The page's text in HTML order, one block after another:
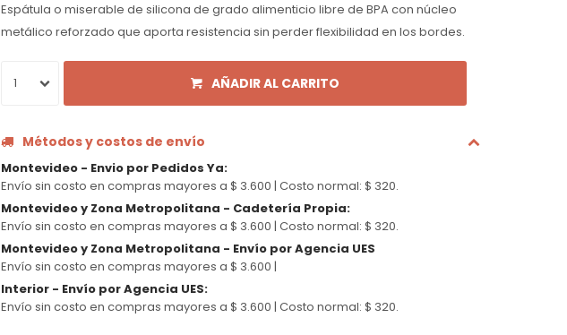
Espátula o miserable de silicona de grado alimenticio libre de BPA con núcleo
metálico reforzado que aporta resistencia sin perder flexibilidad en los bordes.
1 AÑADIR AL CARRITO
Métodos y costos de envío
Montevideo - Envio por Pedidos Ya:
Envío sin costo en compras mayores a $ 3.600 | Costo normal: $ 320.
Montevideo y Zona Metropolitana - Cadetería Propia:
Envío sin costo en compras mayores a $ 3.600 | Costo normal: $ 320.
Montevideo y Zona Metropolitana - Envío por Agencia UES
Envío sin costo en compras mayores a $ 3.600 |
Interior - Envío por Agencia UES:
Envío sin costo en compras mayores a $ 3.600 | Costo normal: $ 320.